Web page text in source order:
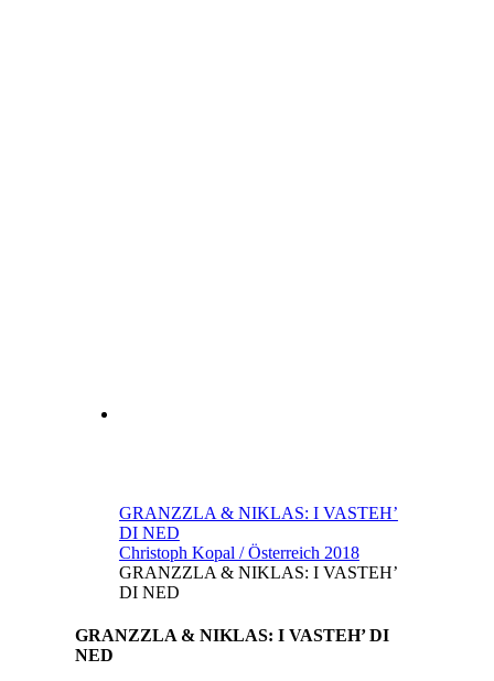
GRANZZLA & NIKLAS: I VASTEH’
DI NED
Christoph Kopal / Österreich 2018
GRANZZLA & NIKLAS: I VASTEH’
DI NED
GRANZZLA & NIKLAS: I VASTEH’ DI
NED